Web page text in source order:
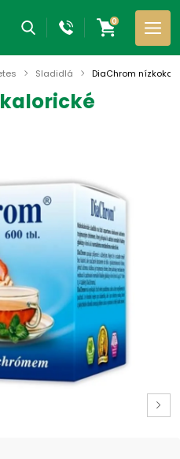
0
Sladidlá DiaChrom